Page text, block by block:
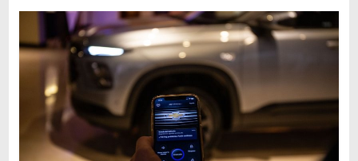
Autos,
camiones,
motos,
información
mundo
transporte